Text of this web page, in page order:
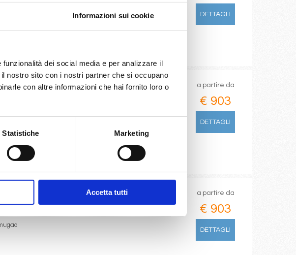
Informazioni sui cookie
dei social media e per analizzare il
nostro sito con i nostri partner che si occupano
con altre informazioni che hai fornito loro o
Statistiche Marketing
Accetta tutti
DETTAGLI
€ 943
a partire da
€ 903
DETTAGLI
a partire da
€ 903
DETTAGLI